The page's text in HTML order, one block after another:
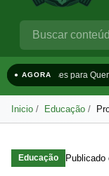
● AGORAFrases para
Inicio Educação
Educação Publicado